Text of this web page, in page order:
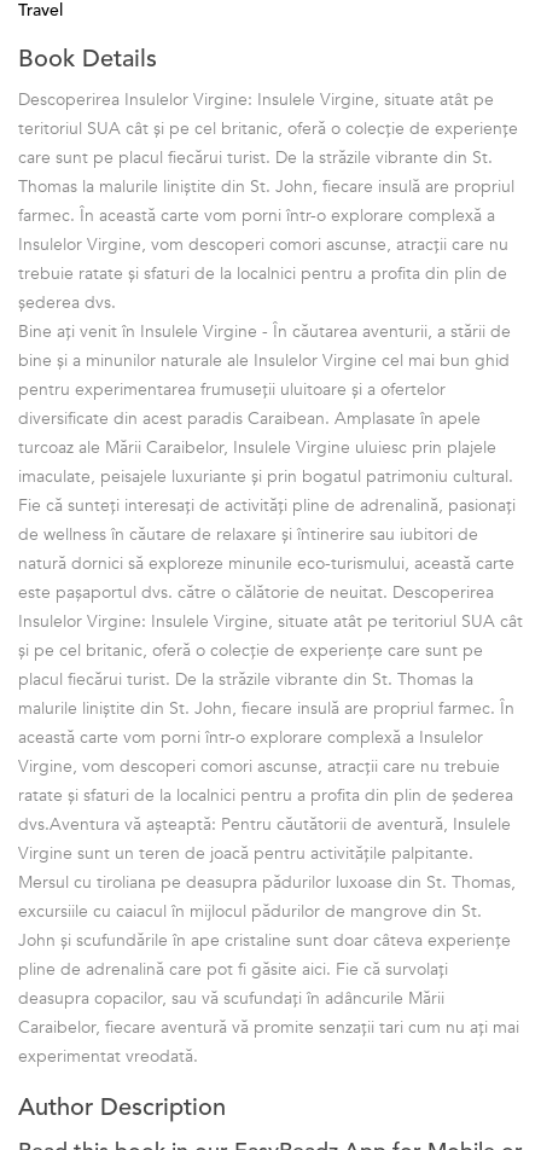
Travel
Book Details
Descoperirea Insulelor Virgine: Insulele Virgine, situate atât pe
teritoriul SUA cât și pe cel britanic, oferă o colecție de experiențe
care sunt pe placul fiecărui turist. De la străzile vibrante din St.
Thomas la malurile liniștite din St. John, fiecare insulă are propriul
farmec. În această carte vom porni într-o explorare complexă a
Insulelor Virgine, vom descoperi comori ascunse, atracții care nu
trebuie ratate și sfaturi de la localnici pentru a profita din plin de
șederea dvs.
Bine ați venit în Insulele Virgine - În căutarea aventurii, a stării de
bine și a minunilor naturale ale Insulelor Virgine cel mai bun ghid
pentru experimentarea frumuseții uluitoare și a ofertelor
diversificate din acest paradis Caraibean. Amplasate în apele
turcoaz ale Mării Caraibelor, Insulele Virgine uluiesc prin plajele
imaculate, peisajele luxuriante și prin bogatul patrimoniu cultural.
Fie că sunteți interesați de activități pline de adrenalină, pasionați
de wellness în căutare de relaxare și întinerire sau iubitori de
natură dornici să exploreze minunile eco-turismului, această carte
este pașaportul dvs. către o călătorie de neuitat. Descoperirea
Insulelor Virgine: Insulele Virgine, situate atât pe teritoriul SUA cât
și pe cel britanic, oferă o colecție de experiențe care sunt pe
placul fiecărui turist. De la străzile vibrante din St. Thomas la
malurile liniștite din St. John, fiecare insulă are propriul farmec. În
această carte vom porni într-o explorare complexă a Insulelor
Virgine, vom descoperi comori ascunse, atracții care nu trebuie
ratate și sfaturi de la localnici pentru a profita din plin de șederea
dvs.Aventura vă așteaptă: Pentru căutătorii de aventură, Insulele
Virgine sunt un teren de joacă pentru activitățile palpitante.
Mersul cu tiroliana pe deasupra pădurilor luxoase din St. Thomas,
excursiile cu caiacul în mijlocul pădurilor de mangrove din St.
John și scufundările în ape cristaline sunt doar câteva experiențe
pline de adrenalină care pot fi găsite aici. Fie că survolați
deasupra copacilor, sau vă scufundați în adâncurile Mării
Caraibelor, fiecare aventură vă promite senzații tari cum nu ați mai
experimentat vreodată.
Author Description